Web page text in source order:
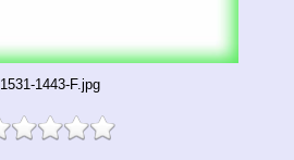
1531-1443-F.jpg